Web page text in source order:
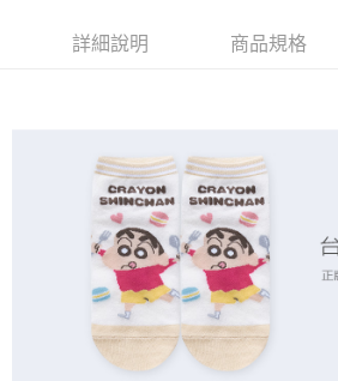
ATM付款
每筆NT$80，滿NT$899(含以上)免運費
付款後全家取貨
每筆NT$80，滿NT$859(含以上)免運費
7-11取貨付款
每筆NT$80，滿NT$899(含以上)免運費
付款後7-11取貨
詳細說明 商品規格